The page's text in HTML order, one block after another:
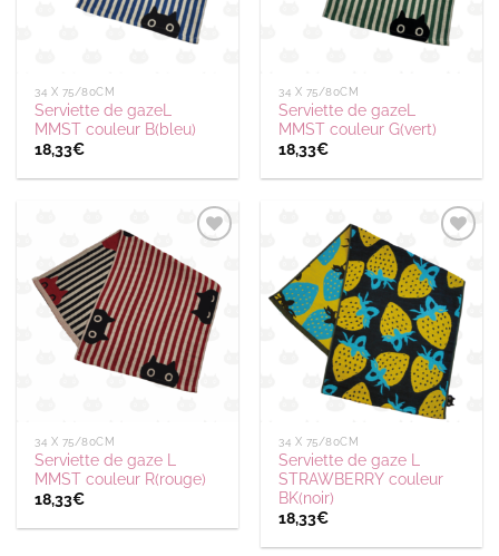
34 X 75/80CM
Serviette de gazeL
MMST couleur B(bleu)
18,33€
34 X 75/80CM
Serviette de gazeL
MMST couleur G(vert)
18,33€
à la
wishlist
34 X 75/80CM
Serviette de gaze L
MMST couleur R(rouge)
18,33€
Ajouter
à la
wishlist
34 X 75/80CM
Serviette de gaze L
STRAWBERRY couleur
BK(noir)
18,33€